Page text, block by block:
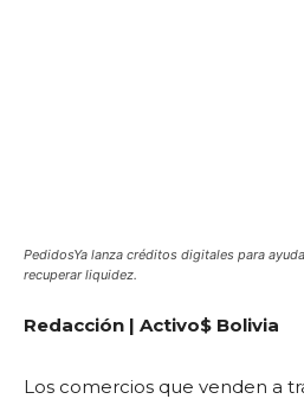
PedidosYa lanza créditos digitales para
recuperar liquidez.
Redacción | Activo$ Bolivia
Los comercios que venden a